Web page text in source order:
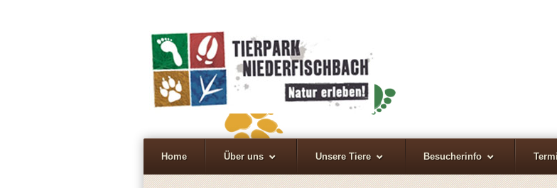
Home Über uns Unsere Tiere Besucherinfo